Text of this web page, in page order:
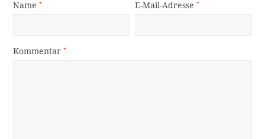
Name* E-Mail-Adresse*
Kommentar*